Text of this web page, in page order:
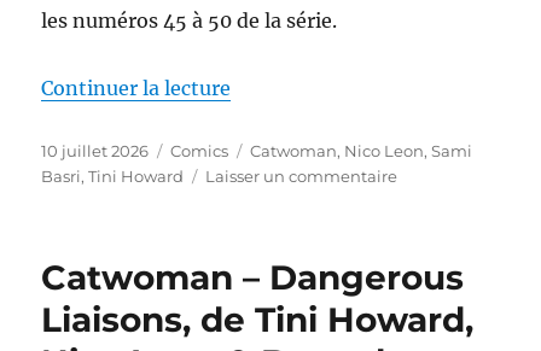
les numéros 45 à 50 de la série.
Continuer la lecture
Publié
le
10 juillet 2026 Catégories
Comics Étiquettes
Catwoman, Nico Leon,Sami
Basri,Tini Howard Laisser un commentairesur
International,
Tini
Catwoman – Dangerous
Liaisons, de Tini Howard,